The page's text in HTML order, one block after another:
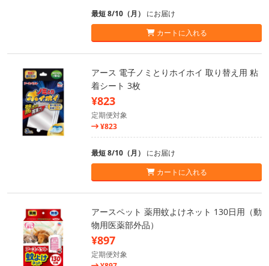
最短 8/10（月） にお届け
カートに入れる
アース 電子ノミとりホイホイ 取り替え用 粘
着シート 3枚
¥823
定期便対象
¥823
最短 8/10（月） にお届け
カートに入れる
アースペット 薬用蚊よけネット 130日用（動
物用医薬部外品）
¥897
定期便対象